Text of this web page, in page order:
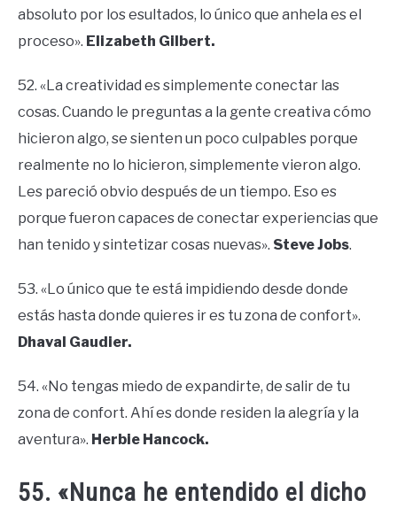
absoluto por los esultados, lo único que anhela es el
proceso». Elizabeth Gilbert.
52. «La creatividad es simplemente conectar las
cosas. Cuando le preguntas a la gente creativa cómo
hicieron algo, se sienten un poco culpables porque
realmente no lo hicieron, simplemente vieron algo.
Les pareció obvio después de un tiempo. Eso es
porque fueron capaces de conectar experiencias que
han tenido y sintetizar cosas nuevas». Steve Jobs.
53. «Lo único que te está impidiendo desde donde
estás hasta donde quieres ir es tu zona de confort».
Dhaval Gaudier.
54. «No tengas miedo de expandirte, de salir de tu
zona de confort. Ahí es donde residen la alegría y la
aventura». Herbie Hancock.
55. «Nunca he entendido el dicho